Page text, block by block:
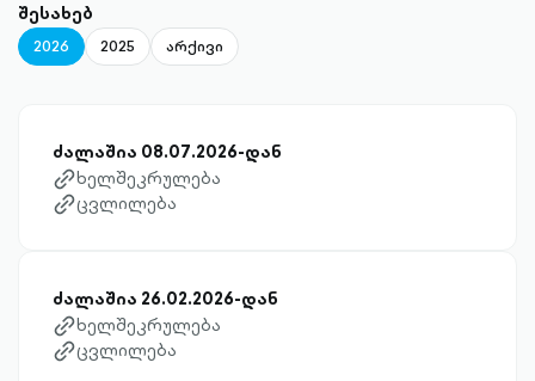
შესახებ
2026 2025 არქივი
ძალაშია 08.07.2026-დან
link-diagonal-outlined
ხელშეკრულება
link-diagonal-outlined
ცვლილება
ძალაშია 26.02.2026-დან
link-diagonal-outlined
ხელშეკრულება
link-diagonal-outlined
ცვლილება